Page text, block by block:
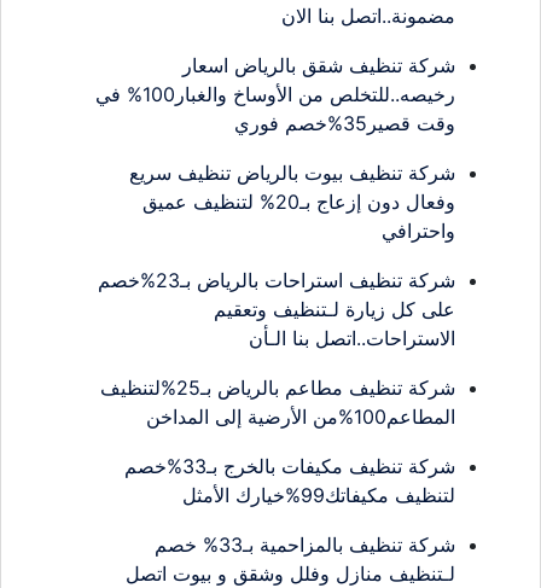
مضمونة..اتصل بنا الان
شركة تنظيف شقق بالرياض اسعار
رخيصه..للتخلص من الأوساخ والغبار100% في
وقت قصير35%خصم فوري
شركة تنظيف بيوت بالرياض تنظيف سريع
وفعال دون إزعاج بـ20% لتنظيف عميق
واحترافي
شركة تنظيف استراحات بالرياض بـ23%خصم
على كل زيارة لـتنظيف وتعقيم
الاستراحات..اتصل بنا الـأن
شركة تنظيف مطاعم بالرياض بـ25%لتنظيف
المطاعم100%من الأرضية إلى المداخن
شركة تنظيف مكيفات بالخرج بـ33%خصم
لتنظيف مكيفاتك99%خيارك الأمثل
شركة تنظيف بالمزاحمية بـ33% خصم
لـتنظيف منازل وفلل وشقق و بيوت اتصل